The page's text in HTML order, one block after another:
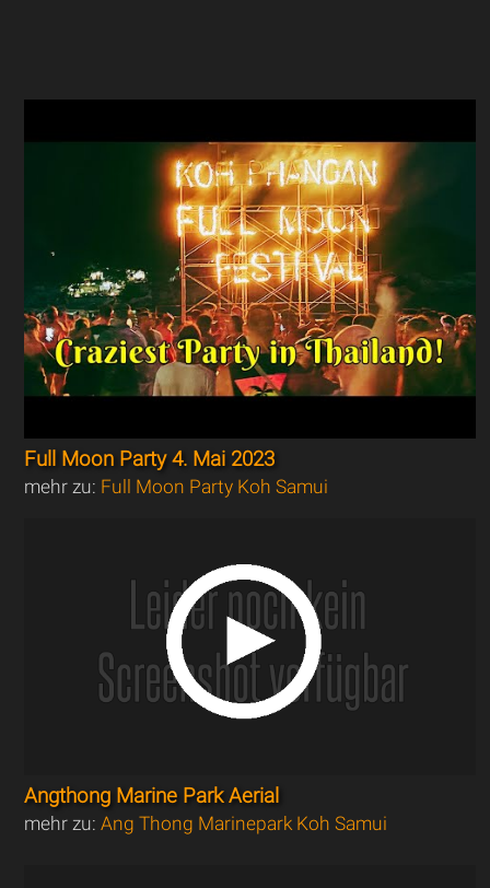
Full Moon Party 4. Mai 2023
mehr zu: Full Moon Party Koh Samui
Angthong Marine Park Aerial
mehr zu:Ang Thong Marinepark Koh Samui